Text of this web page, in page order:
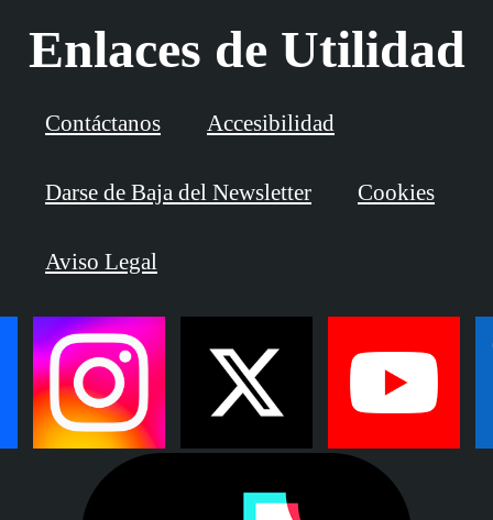
Enlaces de Utilidad
Contáctanos Accesibilidad
Darse de Baja del Newsletter Cookies
Aviso Legal